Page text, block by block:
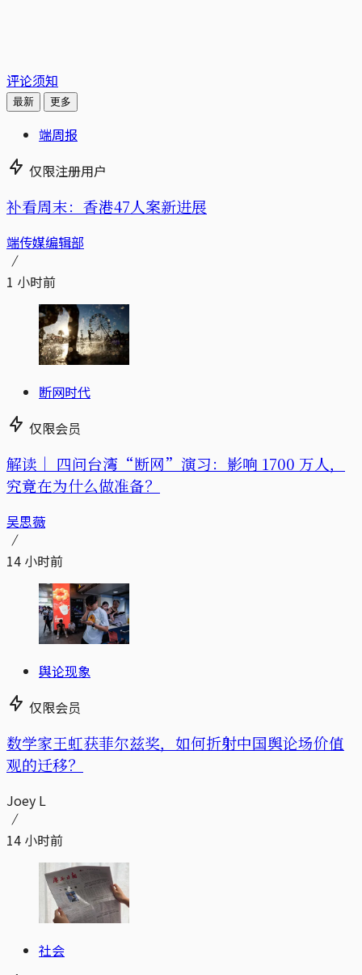
评论须知
最新 更多
端周报
仅限注册用户
补看周末：香港47人案新进展
端传媒编辑部
1 小时前
断网时代
仅限会员
解读｜ 四问台湾“断网”演习：影响 1700 万人，
究竟在为什么做准备？
吴思薇
14 小时前
舆论现象
仅限会员
数学家王虹获菲尔兹奖，如何折射中国舆论场价值
观的迁移？
Joey L
14 小时前
社会